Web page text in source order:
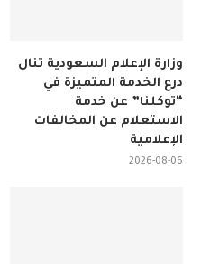
وزارة الإعلام السعودية تنال
درع الخدمة المتميزة في
“توكلنا” عن خدمة
الاستعلام عن المخالفات
الإعلامية
2026-08-06